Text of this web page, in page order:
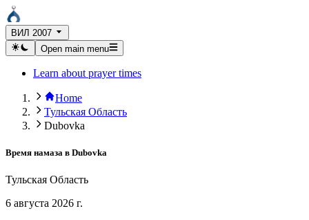
ВИЛ 2007
Open main menu
Learn about prayer times
Home
Тульская Область
Dubovka
Время намаза в Dubovka
Тульская Область
6 августа 2026 г.